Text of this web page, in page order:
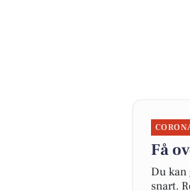
Få
Du
snart.